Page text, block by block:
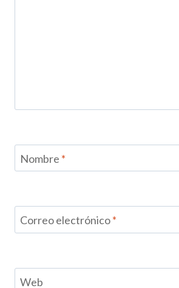
Nombre *
Correo electrónico*
Web